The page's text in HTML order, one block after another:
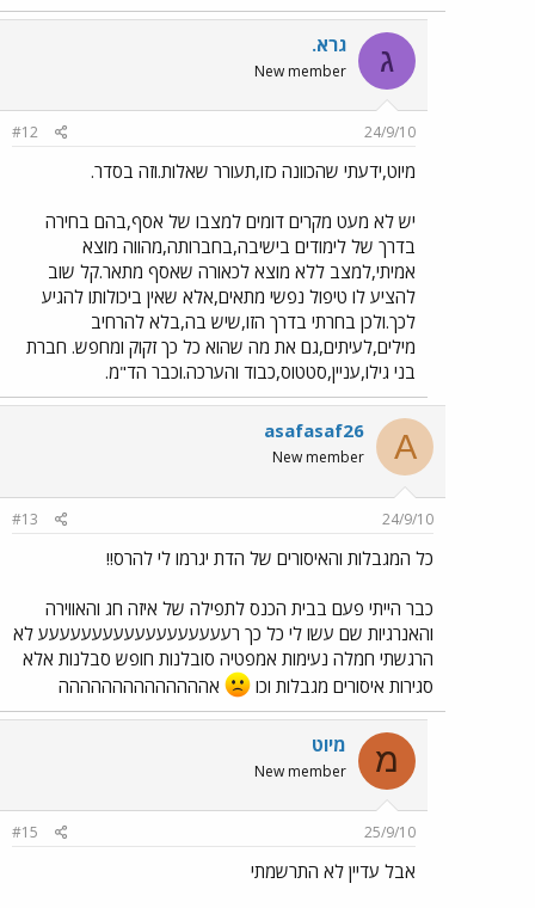
ג גרא.
New member
24/9/10
#12
מיוט,ידעתי שהכוונה כזו,תעורר שאלות.וזה בסדר.
יש לא מעט מקרים דומים למצבו של אסף,בהם בחירה
בדרך של לימודים בישיבה,בחברותה,מהווה מוצא
אמיתי,למצב ללא מוצא לכאורה שאסף מתאר.קל שוב
להציע לו טיפול נפשי מתאים,אלא שאין ביכולותו להגיע
לכך.ולכן בחרתי בדרך הזו,שיש בה,בלא להרחיב
מילים,לעיתים,גם את מה שהוא כל כך זקוק ומחפש. חברת
בני גילו,עניין,סטטוס,כבוד והערכה.וכבר הד"מ.
A
asafasaf26
New member
24/9/10
#13
כל המגבלות והאיסורים של הדת יגרמו לי להרס!!
כבר הייתי פעם בבית הכנס לתפילה של איזה חג והאווירה
והאנרגיות שם עשו לי כל כך רעעעעעעעעעעעעעעעעעע לא
הרגשתי חמלה נעימות אמפטיה סובלנות חופש סבלנות אלא
סגירות איסורים מגבלות וכו
אהההההההההההההה
מ מיוט
New member
25/9/10
#15
אבל עדיין לא התרשמתי